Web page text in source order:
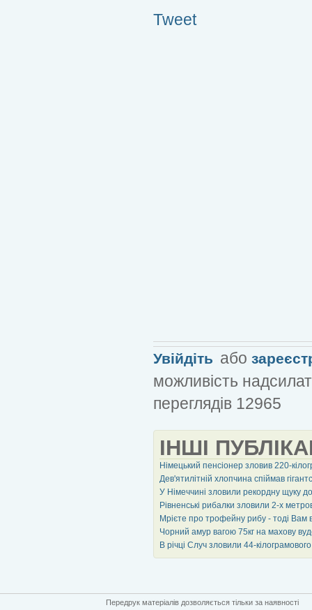
Tweet
Увійдіть або
можливість
переглядів 12965
ІНШІ
Німецький пенсіонер зловив 220-
Дев'ятилітній хлопчина спіймав
У Німеччині зловили рекордну щуку
Рівненські рибалки зловили 2-х
Мрієте про трофейну рибу - тоді Вам
Чорний амур вагою 75кг на махову
В річці Случ зловили 44-
Передрук матеріалів дозволяється тільки за наявності